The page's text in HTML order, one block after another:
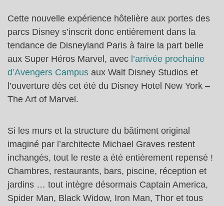
Cette nouvelle expérience hôtelière aux portes des
parcs Disney s’inscrit donc entièrement dans la
tendance de Disneyland Paris à faire la part belle
aux Super Héros Marvel, avec l’arrivée prochaine
d’Avengers Campus aux Walt Disney Studios et
l’ouverture dès cet été du Disney Hotel New York –
The Art of Marvel.
Si les murs et la structure du bâtiment original
imaginé par l’architecte Michael Graves restent
inchangés, tout le reste a été entièrement repensé !
Chambres, restaurants, bars, piscine, réception et
jardins … tout intègre désormais Captain America,
Spider Man, Black Widow, Iron Man, Thor et tous